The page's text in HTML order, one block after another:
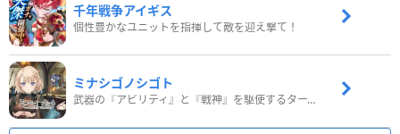
千年戦争アイギス
個性豊かなユニットを指揮して敵を迎え撃て！
ミナシゴノシゴト
武器の『アビリティ』と『戦神』を駆使するターン制コマンドバトルRPG！